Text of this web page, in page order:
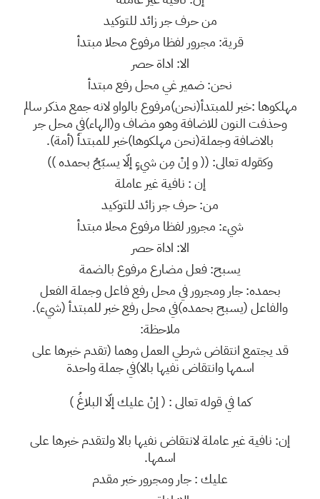
من حرف جر زائد للتوكيد
قرية: مجرور لفظا مرفوع محلا مبتدأ
الا: اداة حصر
نحن: ضمير غي محل رفع مبتدأ
مهلكوها :خبر للمبتدأ(نحن)مرفوع بالواو لانه جمع مذكر سالم
وحذفت النون للاضافة وهو مضاف و(الهاء)في محل جر
بالاضافة وجملة(نحن مهلكوها)خبر للمبتدأ (أمة).
وكقوله تعالى: (( و إنْ مِن شيءٍ إلّا يسبّحُ بحمده ))
إن : نافية غير عاملة
من: حرف جر زائد للتوكيد
شيء: مجرور لفظا مرفوع محلا مبتدأ
الا: اداة حصر
يسبح: فعل مضارع مرفوع بالضمة
بحمده: جار ومجرور في محل رفع فاعل وجملة الفعل
والفاعل (يسبح بحمده)في محل رفع خبر للمبتدأ (شيء).
ملاحظة:
قد يجتمع انتقاض شرطي العمل وهما (تقدم خبرها على
اسمها وانتقاض نفيها بالا)في جملة واحدة
كما في قوله تعالى : ( إنْ عليك إلّا البلاغُ )
إن: نافية غير عاملة لانتقاض نفيها بالا ولتقدم خبرها على
اسمها.
عليك : جار ومجرور خبر مقدم